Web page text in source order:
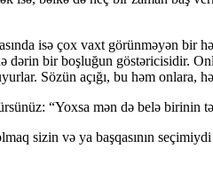
isə çox vaxt görünməyən bir
dərin bir boşluğun göstəricisidir.
Sözün açığı, bu həm onlara,
“Yoxsa mən də belə birinin
sizin və ya başqasının